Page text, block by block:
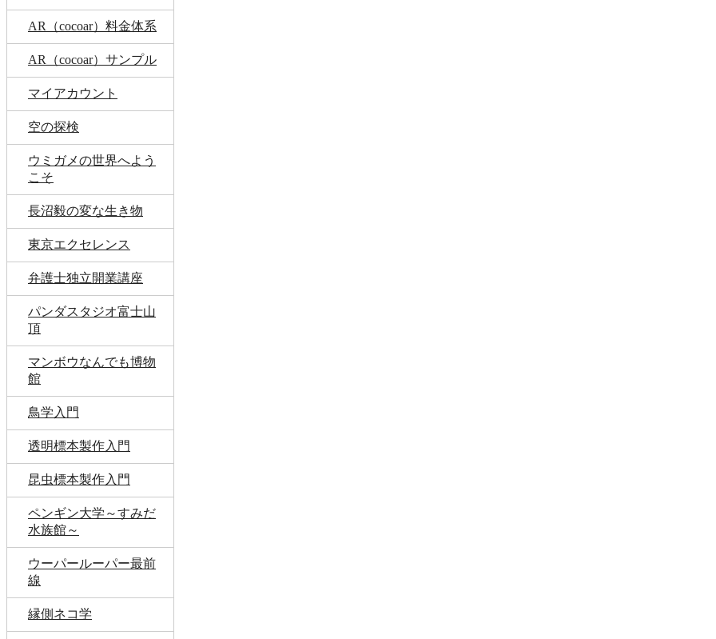
AR（cocoar）料金体系
AR（cocoar）サンプル
マイアカウント
空の探検
ウミガメの世界へよう
こそ
長沼毅の変な生き物
東京エクセレンス
弁護士独立開業講座
パンダスタジオ富士山
頂
マンボウなんでも博物
館
鳥学入門
透明標本製作入門
昆虫標本製作入門
ペンギン大学～すみだ
水族館～
ウーパールーパー最前
線
縁側ネコ学